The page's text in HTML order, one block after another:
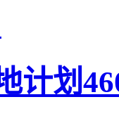
计划